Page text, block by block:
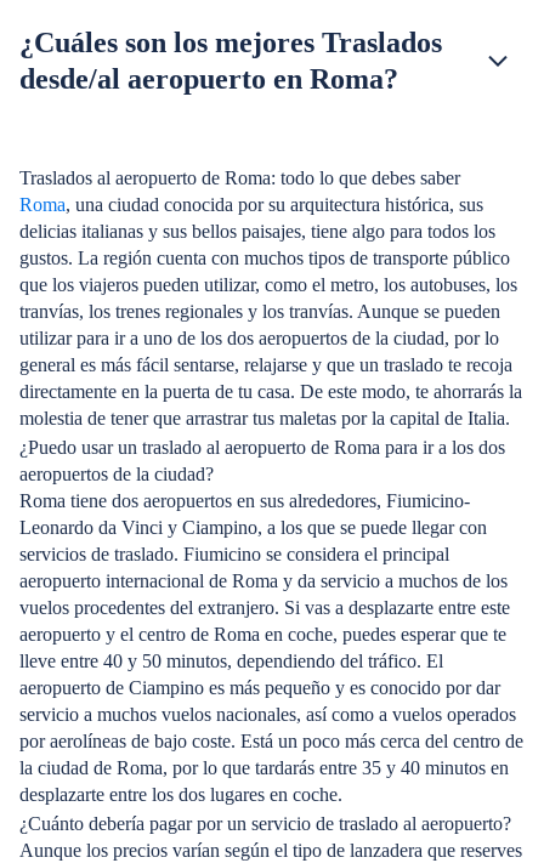
¿Cuáles son los mejores Traslados
desde/al aeropuerto en Roma?
Traslados al aeropuerto de Roma: todo lo que debes saber
Roma, una ciudad conocida por su arquitectura histórica, sus
delicias italianas y sus bellos paisajes, tiene algo para todos los
gustos. La región cuenta con muchos tipos de transporte público
que los viajeros pueden utilizar, como el metro, los autobuses, los
tranvías, los trenes regionales y los tranvías. Aunque se pueden
utilizar para ir a uno de los dos aeropuertos de la ciudad, por lo
general es más fácil sentarse, relajarse y que un traslado te recoja
directamente en la puerta de tu casa. De este modo, te ahorrarás la
molestia de tener que arrastrar tus maletas por la capital de Italia.
¿Puedo usar un traslado al aeropuerto de Roma para ir a los dos
aeropuertos de la ciudad?
Roma tiene dos aeropuertos en sus alrededores, Fiumicino-
Leonardo da Vinci y Ciampino, a los que se puede llegar con
servicios de traslado. Fiumicino se considera el principal
aeropuerto internacional de Roma y da servicio a muchos de los
vuelos procedentes del extranjero. Si vas a desplazarte entre este
aeropuerto y el centro de Roma en coche, puedes esperar que te
lleve entre 40 y 50 minutos, dependiendo del tráfico. El
aeropuerto de Ciampino es más pequeño y es conocido por dar
servicio a muchos vuelos nacionales, así como a vuelos operados
por aerolíneas de bajo coste. Está un poco más cerca del centro de
la ciudad de Roma, por lo que tardarás entre 35 y 40 minutos en
desplazarte entre los dos lugares en coche.
¿Cuánto debería pagar por un servicio de traslado al aeropuerto?
Aunque los precios varían según el tipo de lanzadera que reserves